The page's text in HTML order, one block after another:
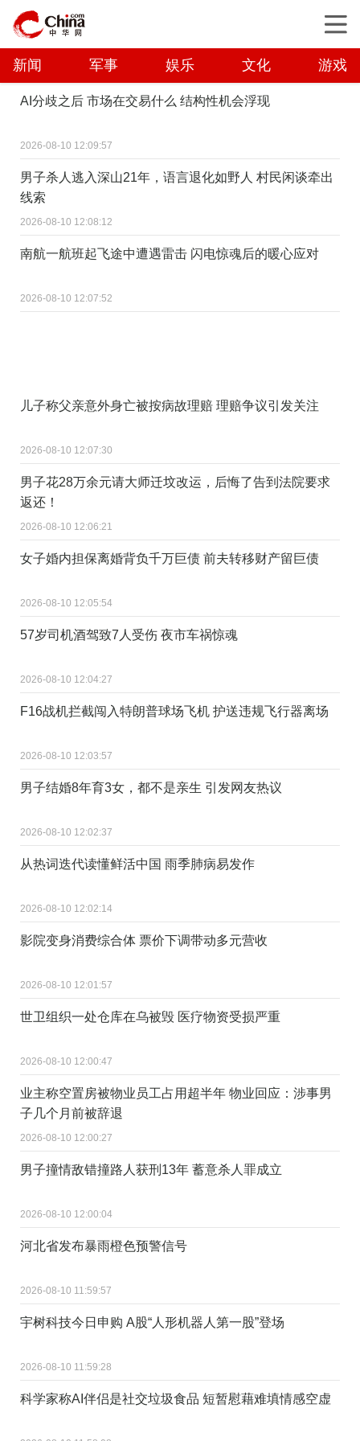
新闻 军事 娱乐 文化 游戏
AI分歧之后 市场在交易什么 结构性机会浮现
2026-08-10 12:09:57
男子杀人逃入深山21年，语言退化如野人 村民闲谈牵出
线索
2026-08-10 12:08:12
南航一航班起飞途中遭遇雷击 闪电惊魂后的暖心应对
2026-08-10 12:07:52
儿子称父亲意外身亡被按病故理赔 理赔争议引发关注
2026-08-10 12:07:30
男子花28万余元请大师迁坟改运，后悔了告到法院要求
返还！
2026-08-10 12:06:21
女子婚内担保离婚背负千万巨债 前夫转移财产留巨债
2026-08-10 12:05:54
57岁司机酒驾致7人受伤 夜市车祸惊魂
2026-08-10 12:04:27
F16战机拦截闯入特朗普球场飞机 护送违规飞行器离场
2026-08-10 12:03:57
男子结婚8年育3女，都不是亲生 引发网友热议
2026-08-10 12:02:37
从热词迭代读懂鲜活中国 雨季肺病易发作
2026-08-10 12:02:14
影院变身消费综合体 票价下调带动多元营收
2026-08-10 12:01:57
世卫组织一处仓库在乌被毁 医疗物资受损严重
2026-08-10 12:00:47
业主称空置房被物业员工占用超半年 物业回应：涉事男
子几个月前被辞退
2026-08-10 12:00:27
男子撞情敌错撞路人获刑13年 蓄意杀人罪成立
2026-08-10 12:00:04
河北省发布暴雨橙色预警信号
2026-08-10 11:59:57
宇树科技今日申购 A股“人形机器人第一股”登场
2026-08-10 11:59:28
科学家称AI伴侣是社交垃圾食品 短暂慰藉难填情感空虚